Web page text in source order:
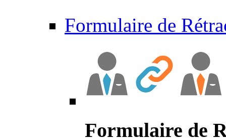
Formulaire de
Formulaire de